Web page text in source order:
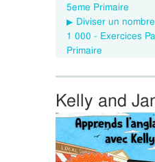
5eme Primaire
Diviser un
1 000 - Exercices
Primaire
Kelly and